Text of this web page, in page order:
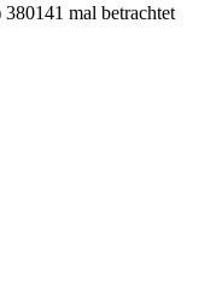
mal betrachtet